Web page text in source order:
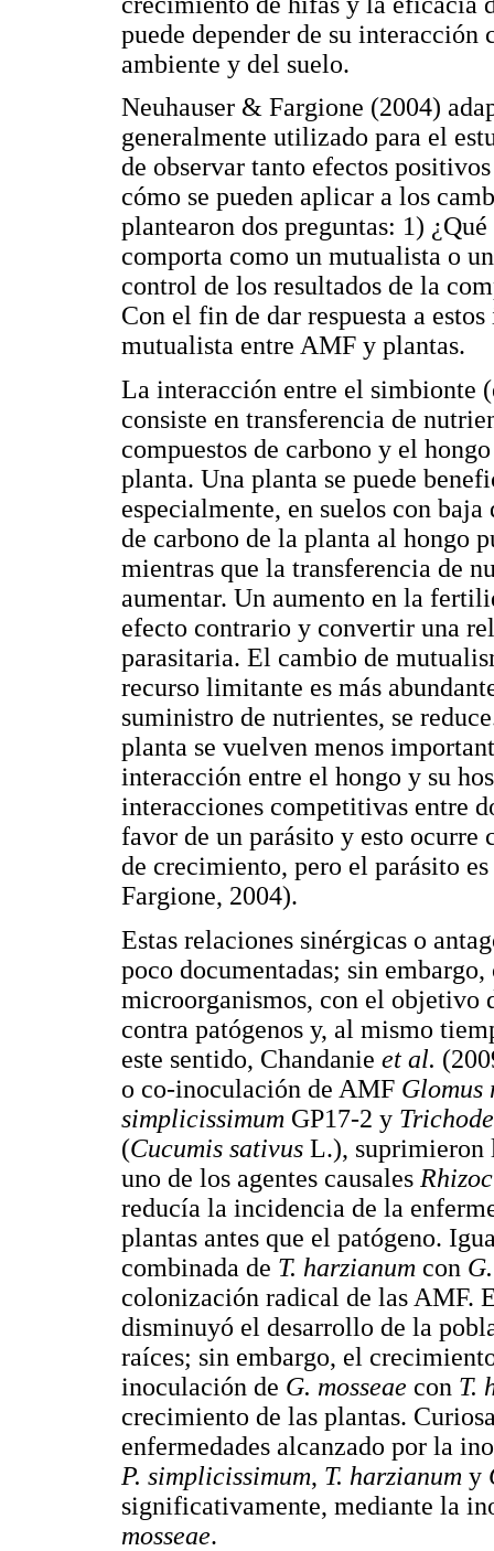
puede depender de su
ambiente y del suelo.
Neuhauser & Fargione (2004)
generalmente utilizado para el
de observar tanto efectos
cómo se pueden aplicar a los
plantearon dos preguntas: 1)
comporta como un mutualista o
control de los resultados de la
Con el fin de dar respuesta a
mutualista entre AMF y plantas.
La interacción entre el simbionte
consiste en transferencia de
compuestos de carbono y el
planta. Una planta se puede
especialmente, en suelos con
de carbono de la planta al hongo
mientras que la transferencia de
aumentar. Un aumento en la
efecto contrario y convertir una
parasitaria. El cambio de
recurso limitante es más
suministro de nutrientes, se
planta se vuelven menos
interacción entre el hongo y su
interacciones competitivas entre
favor de un parásito y esto ocurre
de crecimiento, pero el parásito
Fargione, 2004).
Estas relaciones sinérgicas o
poco documentadas; sin
microorganismos, con el objetivo
contra patógenos y, al mismo
este sentido, Chandanie et al.
o co-inoculación de AMF Glomus
simplicissimum GP17-2 y
(Cucumis sativus L.), suprimieron
uno de los agentes causales
reducía la incidencia de la
plantas antes que el patógeno.
combinada de T. harzianum con
colonización radical de las AMF.
disminuyó el desarrollo de la
raíces; sin embargo, el
inoculación de G. mosseae con T.
crecimiento de las plantas.
enfermedades alcanzado por la
P. simplicissimum, T. harzianum y
significativamente, mediante la
mosseae.